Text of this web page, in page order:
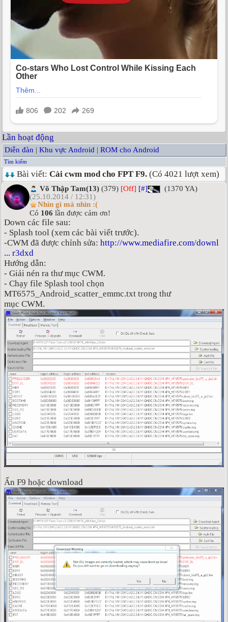
Lần hoạt động
Diễn đàn | Khu vực Android | ROM cho Android
Tìm kiếm
Bài viết: Cài cwm mod cho FPT F9. (Có 4021 lượt xem)
Võ Thập Tam(13) (379) [Off] [#]
(1370 YA)
(25.10.2014 / 12:31)
Nhìn gì mà nhìn :(
Có 106 lần được cảm ơn!
Down các file sau:
- Splash tool (xem các bài viết trước).
-CWM đã được chỉnh sửa: http://www.mediafire.com/downl
... r3dxd
Hướng dẫn:
- Giải nén ra thư mục CWM.
- Chạy file Splash tool chọn
MT6575_Android_scatter_emmc.txt trong thư
mục CWM.
Ấn F9 hoặc download